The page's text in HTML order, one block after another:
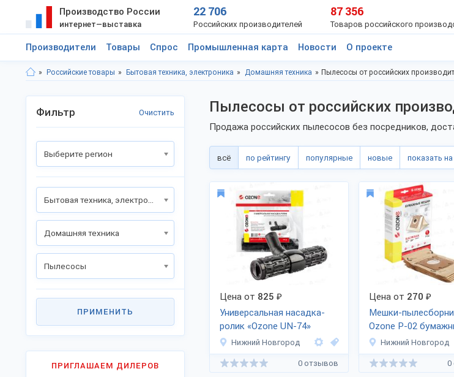
Производство России
интернет—выставка
22 706
Российских производителей
87 356
Товаров российского
Производители Товары Спрос Промышленная карта Новости О проекте
Российские товары Бытовая техника, электроника Домашняя техника Пылесосы от российских
Пылесосы от российских
Продажа российских пылесосов без посредников,
всё по рейтингу популярные новые показать на
Цена от 825 ₽
Универсальная насадка-
ролик «Ozone UN-74»
Нижний Новгород
0 отзывов
Цена от 270 ₽
Мешки-
Ozone P-02
Нижний Новгород
0
Фильтр Очистить
Выберите регион
Домашняя техника
Пылесосы
ПРИМЕНИТЬ
ПРИГЛАШАЕМ ДИЛЕРОВ